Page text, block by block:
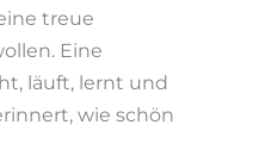
treue
Eine
läuft, lernt und
wie schön